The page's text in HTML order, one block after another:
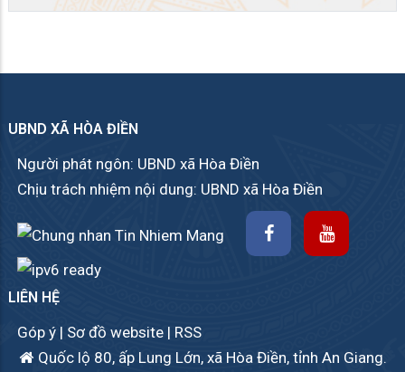
UBND XÃ HÒA ĐIỀN
Người phát ngôn: UBND xã Hòa Điền
Chịu trách nhiệm nội dung: UBND xã Hòa Điền
LIÊN HỆ
Góp ý | Sơ đồ website | RSS
Quốc lộ 80, ấp Lung Lớn, xã Hòa Điền, tỉnh An Giang.